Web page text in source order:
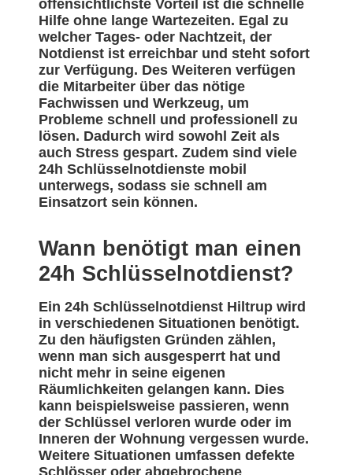
offensichtlichste Vorteil ist die schnelle
Hilfe ohne lange Wartezeiten. Egal zu
welcher Tages- oder Nachtzeit, der
Notdienst ist erreichbar und steht sofort
zur Verfügung. Des Weiteren verfügen
die Mitarbeiter über das nötige
Fachwissen und Werkzeug, um
Probleme schnell und professionell zu
lösen. Dadurch wird sowohl Zeit als
auch Stress gespart. Zudem sind viele
24h Schlüsselnotdienste mobil
unterwegs, sodass sie schnell am
Einsatzort sein können.
Wann benötigt man einen
24h Schlüsselnotdienst?
Ein 24h Schlüsselnotdienst Hiltrup wird
in verschiedenen Situationen benötigt.
Zu den häufigsten Gründen zählen,
wenn man sich ausgesperrt hat und
nicht mehr in seine eigenen
Räumlichkeiten gelangen kann. Dies
kann beispielsweise passieren, wenn
der Schlüssel verloren wurde oder im
Inneren der Wohnung vergessen wurde.
Weitere Situationen umfassen defekte